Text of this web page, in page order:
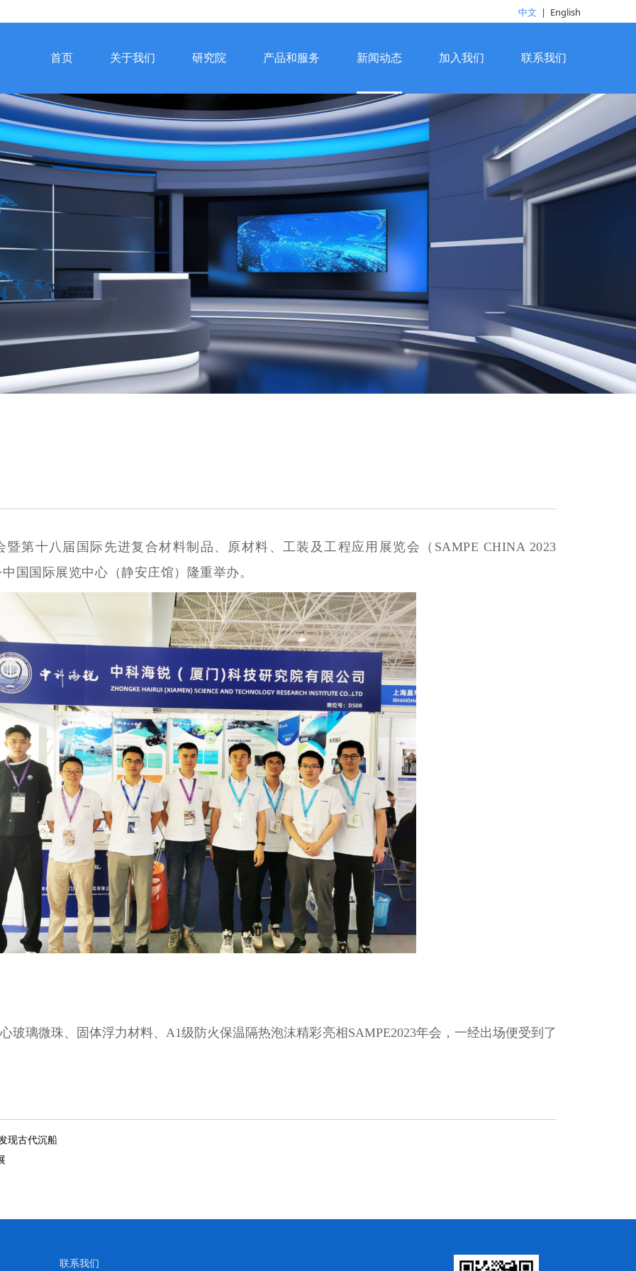
中文 | English
首页 关于我们 研究院 产品和服务 新闻动态 加入我们 联系我们
暨第十八届国际先进复合材料制品、原材料、工装及工程应用展览会（SAMPE CHINA 2023
国国际展览中心（静安庄馆）隆重举办。
玻璃微珠、固体浮力材料、A1级防火保温隔热泡沫精彩亮相SAMPE2023年会，一经出场便受到了
现古代沉船
联系我们